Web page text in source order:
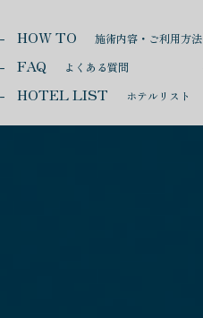
HOW TO 施術内容・ご利用方法
FAQ よくある質問
HOTEL LIST ホテルリスト